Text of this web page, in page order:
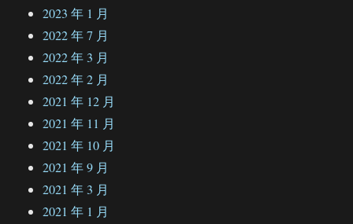
2023 年 1 月
2022 年 7 月
2022 年 3 月
2022 年 2 月
2021 年 12 月
2021 年 11 月
2021 年 10 月
2021 年 9 月
2021 年 3 月
2021 年 1 月